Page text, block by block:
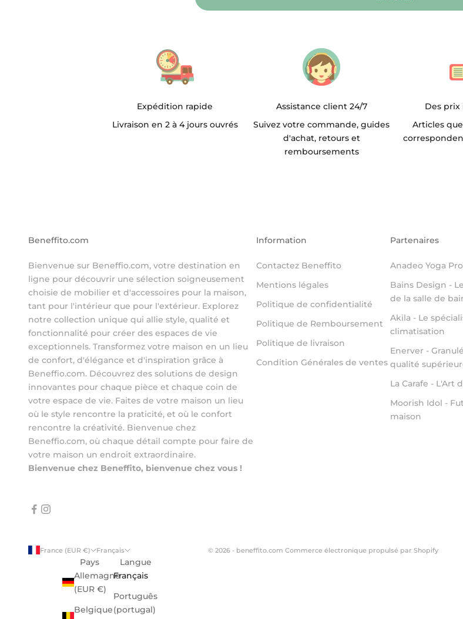
Expédition rapide
Livraison en 2 à 4 jours ouvrés
Assistance client 24/7
Suivez votre commande, guides
d'achat, retours et
remboursements
Des prix
Articles
Beneffito.com
Bienvenue sur Beneffio.com, votre destination en
ligne pour découvrir une sélection soigneusement
choisie de mobilier et d'accessoires pour la maison,
tant pour l'intérieur que pour l'extérieur. Explorez
notre collection unique qui allie style, qualité et
fonctionnalité pour créer des espaces de vie
exceptionnels. Transformez votre maison en un lieu
de confort, d'élégance et d'inspiration grâce à
Beneffio.com. Découvrez des solutions de design
innovantes pour chaque pièce et chaque coin de
votre espace de vie. Faites de votre maison un lieu
où le style rencontre la praticité, et où le confort
rencontre la créativité. Bienvenue chez
Beneffio.com, où chaque détail compte pour faire de
votre maison un endroit extraordinaire.
Bienvenue chez Beneffito, bienvenue chez vous !
Information
Contactez Beneffito
Mentions légales
Politique de confidentialité
Politique de Remboursement
Politique de livraison
Condition Générales de ventes
Partenaires
Anadeo Yoga
Bains Design -
de la salle de
Akila - Le
climatisation
Enerver -
qualité
La Carafe - L'Art
Moorish Idol -
maison
France (EUR €)
Pays
Allemagne
(EUR €)
Belgique
Français
Langue
Français
Português
(portugal)
© 2026 - beneffito.com Commerce électronique propulsé par Shopify